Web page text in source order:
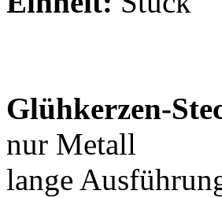
Glühkerzen-
nur Metall
lange